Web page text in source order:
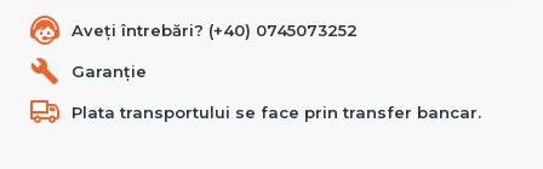
Aveți întrebări? (+40) 0745073252
Garanție
Plata transportului se face prin transfer bancar.